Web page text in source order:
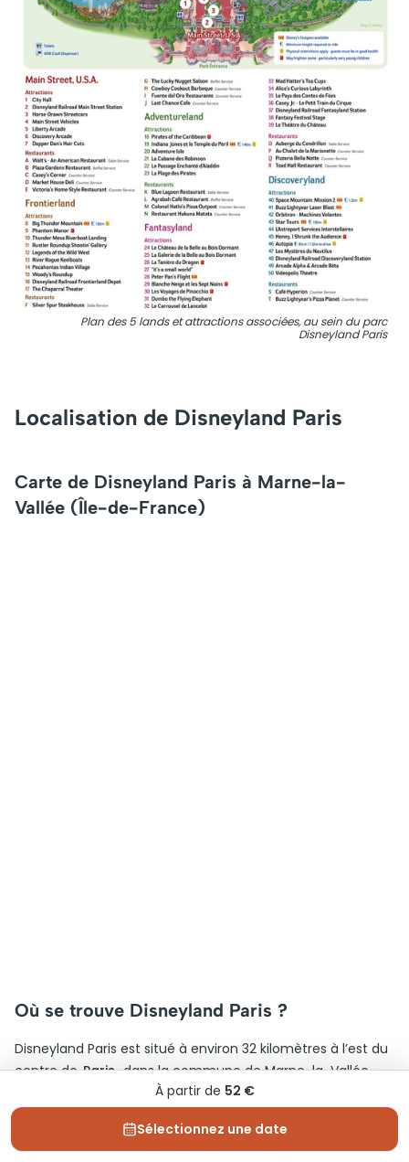
Plan des 5 lands et attractions associées, au sein du parc
Disneyland Paris
Localisation de Disneyland Paris
Carte de Disneyland Paris à Marne-la-
Vallée (Île-de-France)
Où se trouve Disneyland Paris ?
Disneyland Paris est situé à environ 32 kilomètres à l’est du
centre deParis, dans la commune de Marne-la-Vallée.
Son adresse exacte estBoulevard du Parc (77700
Coupvray/Chessy, France)
parc d’attractions se trouve dans un complexe de loisirs
À partir de 52 €
Sélectionnez une date